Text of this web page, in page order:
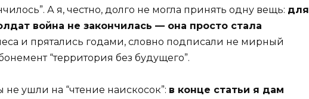
А я, честно, долго не могла принять одну вещь: для
война не закончилась — она просто стала
и прятались годами, словно подписали не мирный
“территория без будущего”.
ушли на “чтение наискосок”: в конце статьи я дам